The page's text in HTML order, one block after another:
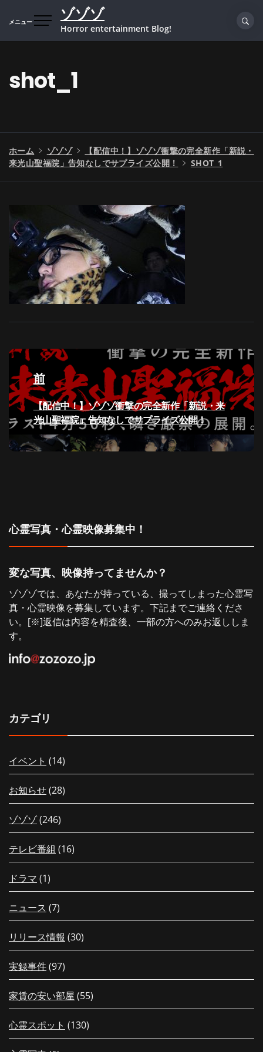
プ
メニュー ゾゾゾ
Horror entertainment Blog!
shot_1
ホーム ゾゾゾ
【配信中！】ゾゾゾ衝撃の完全新作「新説・
来光山聖福院」告知なしでサプライズ公開！
SHOT_1
投
稿
ナ
ビ
ゲ
ョ
ン
前
過
去
の
投
【配信中！】ゾゾゾ衝撃の完全新作「新説・来
光山聖福院」告知なしでサプライズ公開！
心霊写真・心霊映像募集中！
変な写真、映像持ってませんか？
ゾゾゾでは、あなたが持っている、撮ってしまった心霊写
真・心霊映像を募集しています。下記までご連絡くださ
い。[※]返信は内容を精査後、一部の方へのみお返ししま
す。
カテゴリ
イベント (14)
お知らせ(28)
ゾゾゾ(246)
テレビ番組 (16)
ドラマ (1)
ニュース (7)
リリース情報 (30)
実録事件(97)
家賃の安い部屋 (55)
心霊スポット (130)